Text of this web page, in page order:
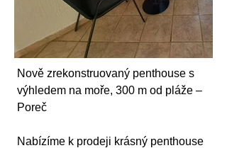
Nově zrekonstruovaný penthouse s
výhledem na moře, 300 m od pláže –
Poreč
Nabízíme k prodeji krásný penthouse